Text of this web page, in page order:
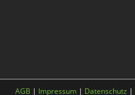
AGB | Impressum | Datenschutz |